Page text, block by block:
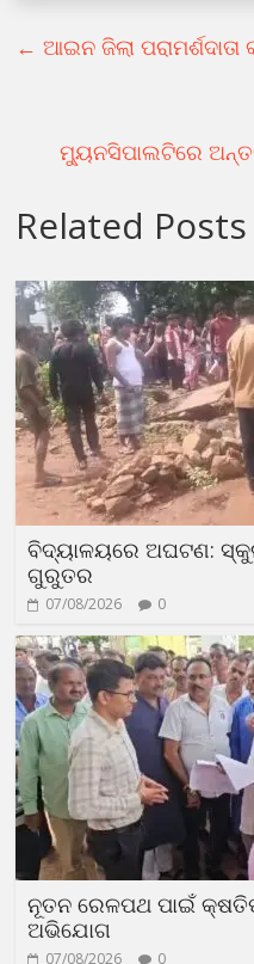
← ଆଇନ ଜିଲା
ମ୍ୟୁନସିପାଲଟିରେ
Related Posts
ବିଦ୍ୟାଳୟରେ ଅଘଟଣ:
ଗୁରୁତର
07/08/2026 0
ନୂତନ ରେଳପଥ ପାଇଁ
ଅଭିଯୋଗ
07/08/2026 0